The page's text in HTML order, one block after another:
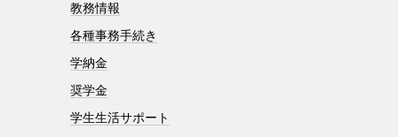
教務情報
各種事務手続き
学納金
奨学金
学生生活サポート